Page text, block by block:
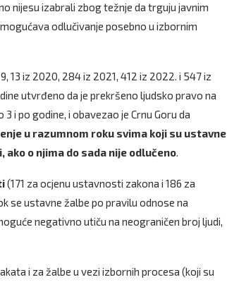
nijesu izabrali zbog težnje da trguju javnim
odlučivanje posebno u izbornim
13 iz 2020, 284 iz 2021, 412 iz 2022. i 547 iz
utvrđeno da je prekršeno ljudsko pravo na
i po godine, i obavezao je Crnu Goru da
u razumnom roku svima koji su ustavne
ako o njima do sada nije odlučeno.
(171 za ocjenu ustavnosti zakona i 186 za
se ustavne žalbe po pravilu odnose na
negativno utiču na neograničen broj ljudi,
i za žalbe u vezi izbornih procesa (koji su